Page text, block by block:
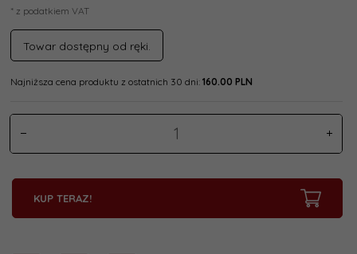
* z podatkiem VAT
Towar dostępny od ręki.
Najniższa cena produktu z ostatnich 30 dni: 160.00 PLN
KUP TERAZ!